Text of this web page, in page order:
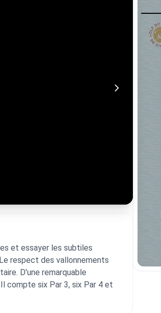
et essayer les subtiles
respect des vallonnements
D'une remarquable
compte six Par 3, six Par 4 et